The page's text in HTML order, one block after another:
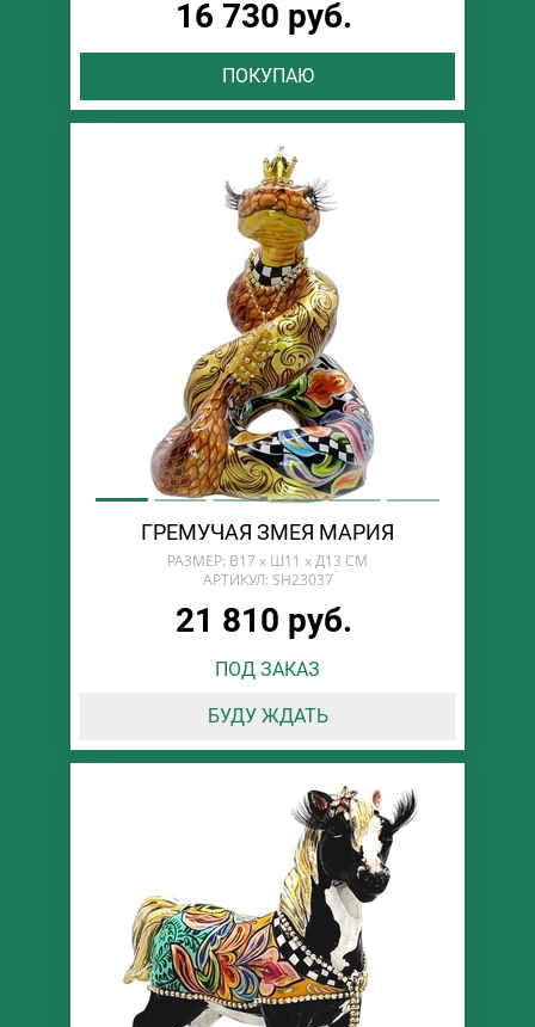
16 730 руб.
ПОКУПАЮ
ГРЕМУЧАЯ ЗМЕЯ МАРИЯ
РАЗМЕР: В17 х Ш11 х Д13 СМ
АРТИКУЛ: SH23037
21 810 руб.
ПОД ЗАКАЗ
БУДУ ЖДАТЬ